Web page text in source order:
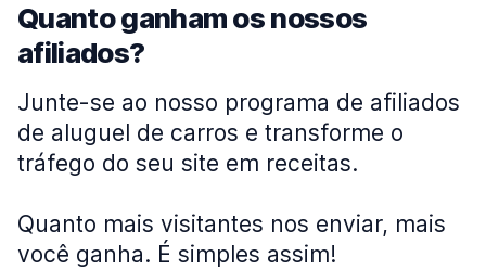
Quanto ganham os nossos
afiliados?
Junte-se ao nosso programa de afiliados
de aluguel de carros e transforme o
tráfego do seu site em receitas.
Quanto mais visitantes nos enviar, mais
você ganha. É simples assim!